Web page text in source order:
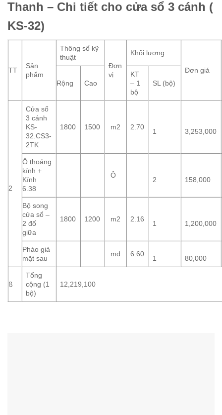
Thanh – Chi tiết cho cửa sổ 3 cánh (
KS-32)
TT
Sản
phẩm
Thông số kỹ
thuật
Đơn
vị
Khối lượng
Đơn giá
Rộng
Cao
KT
– 1
bộ
SL (bộ)
2
Cửa sổ
3 cánh
KS-
32.CS3-
2TK
1800 1500 m2 2.70
1 3,253,000
Ô thoáng
kính +
Kính
6.38
Ô
2 158,000
Bộ song
cửa sổ –
2 đố
giữa
1800 1200 m2 2.16
1 1,200,000
Phào giả
mặt sau
md 6.60
1 80,000
ß
Tổng
cộng (1
bộ)
12,219,100